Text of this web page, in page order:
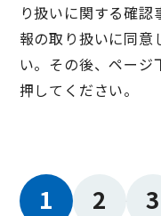
り扱いに関する確
報の取り扱いに同意
い。その後、ページ
押してください。
1 2 3